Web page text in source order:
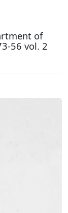
of
56 vol. 2